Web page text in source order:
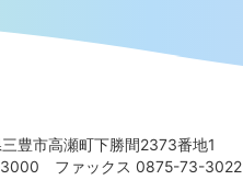
豊市高瀬町下勝間2373番地1
3000 ファックス 0875-73-3022